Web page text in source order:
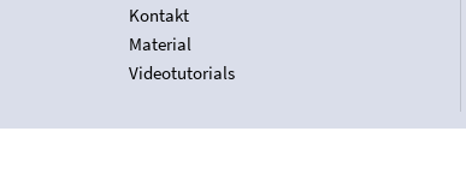
Kontakt
Material
Videotutorials